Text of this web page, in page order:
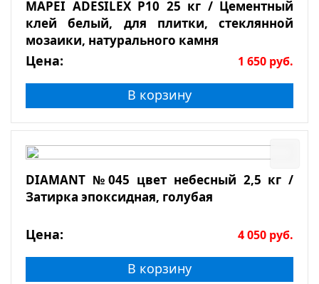
MAPEI ADESILEX P10 25 кг / Цементный
клей белый, для плитки, стеклянной
мозаики, натурального камня
Цена: 1 650 руб.
В корзину
DIAMANT №045 цвет небесный 2,5 кг /
Затирка эпоксидная, голубая
Цена: 4 050 руб.
В корзину